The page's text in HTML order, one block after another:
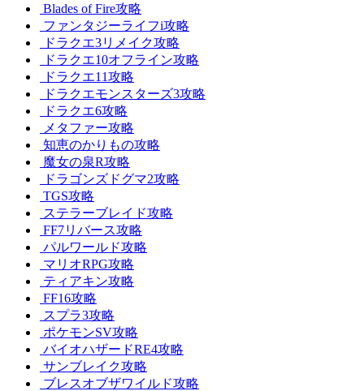
Blades of Fire攻略
ファンタジーライフi攻略
ドラクエ3リメイク攻略
ドラクエ10オフライン攻略
ドラクエ11攻略
ドラクエモンスターズ3攻略
ドラクエ6攻略
メタファー攻略
知恵のかりもの攻略
魔女の泉R攻略
ドラゴンズドグマ2攻略
TGS攻略
ステラーブレイド攻略
FF7リバース攻略
パルワールド攻略
マリオRPG攻略
ティアキン攻略
FF16攻略
スプラ3攻略
ポケモンSV攻略
バイオハザードRE4攻略
サンブレイク攻略
ブレスオブザワイルド攻略